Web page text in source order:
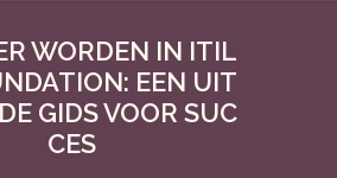
WORDEN IN ITIL
EEN UIT
GIDS VOOR SUC
CES